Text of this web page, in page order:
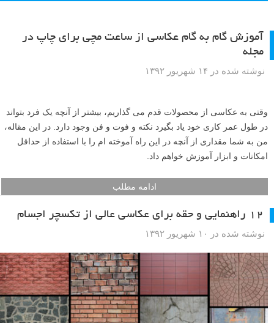
آموزش گام به گام عکاسی از ساعت مچی برای چاپ در
مجله
نوشته شده در ۱۴ شهریور ۱۳۹۲
وقتی به عکاسی از محصولات قدم می گذاریم، بیشتر از آنچه یک فرد بتواند
در طول عمر کاری خود یاد بگیرد نکته و فوت و فن وجود دارد. در این مقاله،
من به شما مقداری از آنچه در این راه آموخته ام را با استفاده از حداقل
امکانات و ابزار آموزش خواهم داد.
ادامه مطلب
۱۲ راهنمایی و حقه برای عکاسی عالی از تکسچر اجسام
نوشته شده در ۱۰ شهریور ۱۳۹۲